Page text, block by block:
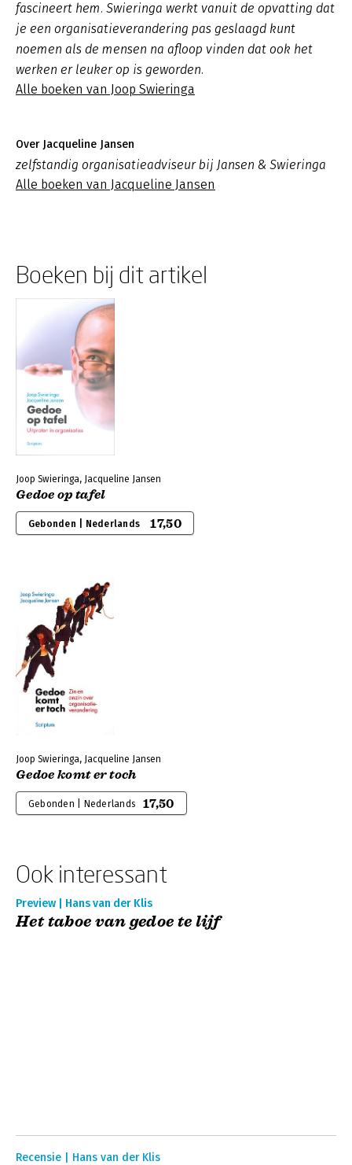
fascineert hem. Swieringa werkt vanuit de opvatting dat
je een organisatieverandering pas geslaagd kunt
noemen als de mensen na afloop vinden dat ook het
werken er leuker op is geworden.
Alle boeken van Joop Swieringa
Over Jacqueline Jansen
zelfstandig organisatieadviseur bij Jansen & Swieringa
Alle boeken van Jacqueline Jansen
Boeken bij dit artikel
Joop Swieringa, Jacqueline Jansen
Gedoe op tafel
Gebonden | Nederlands 17,50
Joop Swieringa, Jacqueline Jansen
Gedoe komt er toch
Gebonden | Nederlands 17,50
Ook interessant
Preview | Hans van der Klis
Het taboe van gedoe te lijf
Recensie | Hans van der Klis